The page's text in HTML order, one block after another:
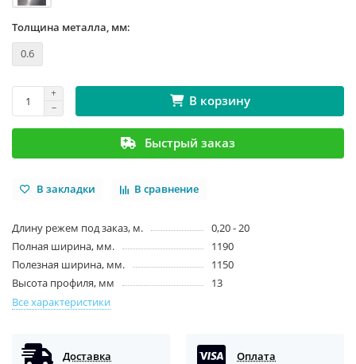
Толщина металла, мм:
0.6
В корзину
Быстрый заказ
В закладки В сравнение
Длину режем под заказ, м.
0,20 - 20
Полная ширина, мм.
1190
Полезная ширина, мм.
1150
Высота профиля, мм
13
Все характеристики
Доставка Оплата